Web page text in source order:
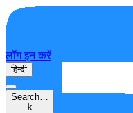
लॉग इन करें
हिन्दी
Search…
k